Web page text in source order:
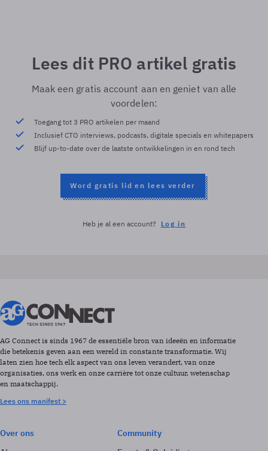
Lees dit PRO artikel gratis
Maak een gratis account aan en geniet van alle
voordelen:
Toegang tot 3 PRO artikelen per maand
Inclusief CTO interviews, podcasts, digitale specials en whitepapers
Blijf up-to-date over de laatste ontwikkelingen in en rond tech
Word gratis lid en lees verder
Heb je al een account? Log in
AG Connect is sinds 1967 de essentiële bron van ideeën en informatie
die betekenis geven aan een wereld in constante transformatie. Wij
laten zien hoe tech elk aspect van ons leven verandert, van onze
organisaties, ons werk en onze carrière tot onze cultuur, wetenschap
en maatschappij.
Lees ons manifest >
Over ons
Community